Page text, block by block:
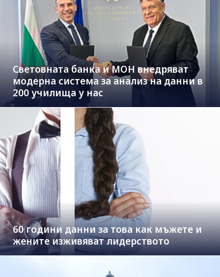
Световната банка и МОН внедряват
модерна система за анализ на данни в
200 училища у нас
60 години данни за това как мъжете и
жените изживяват лидерството